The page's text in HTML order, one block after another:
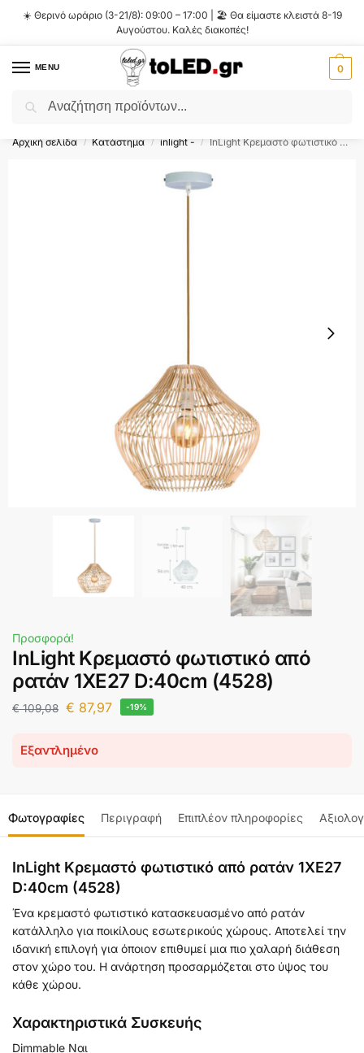
☀️ Θερινό ωράριο (3-21/8): 09:00 – 17:00 | 🏖️ Θα είμαστε κλειστά 8-19
Αυγούστου. Καλές διακοπές!
MENU 0
Flash Sale ⚡ 10% Έκπτωση με τον κωδικό
Αρχική σελίδα / Κατάστημα / inlight - / InLight Κρεμαστό φωτιστικό από ρατάν 1XE27 D:40cm (4528)
Προσφορά!
InLight Κρεμαστό φωτιστικό από
ρατάν 1XE27 D:40cm (4528)
€109,08 € 87,97 -19%
Εξαντλημένο
Φωτογραφίες Περιγραφή Επιπλέον πληροφορίες
InLight Κρεμαστό φωτιστικό από ρατάν 1XE27
D:40cm (4528)
Ένα κρεμαστό φωτιστικό κατασκευασμένο από ρατάν
κατάλληλο για ποικίλους εσωτερικούς χώρους. Αποτελεί την
ιδανική επιλογή για όποιον επιθυμεί μια πιο χαλαρή διάθεση
στον χώρο του. Η ανάρτηση προσαρμόζεται στο ύψος του
κάθε χώρου.
Χαρακτηριστικά Συσκευής
Dimmable Ναι